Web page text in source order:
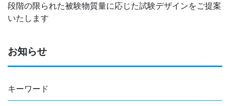
お知らせ
キーワード
段階の限られた被験物質量に応じた試験デザインをご提案
いたします